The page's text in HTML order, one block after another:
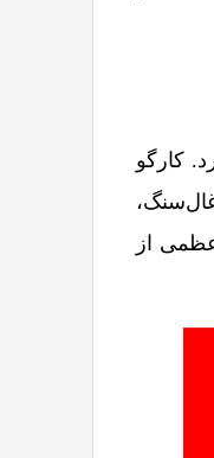
کارگو
از